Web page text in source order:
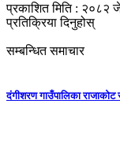
प्रकाशित मिति : २०८२
प्रतिक्रिया दिनुहोस्
सम्बन्धित समाचार
दंगीशरण गाउँपालिका राजाकाेट